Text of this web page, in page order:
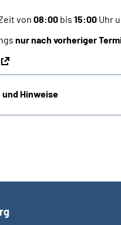
von 08:00 bis 15:00 Uhr
nur nach vorheriger
Hinweise